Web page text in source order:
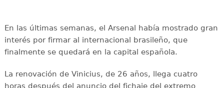
En las últimas semanas, el Arsenal había mostrado gran
interés por firmar al internacional brasileño, que
finalmente se quedará en la capital española.
La renovación de Vinicius, de 26 años, llega cuatro